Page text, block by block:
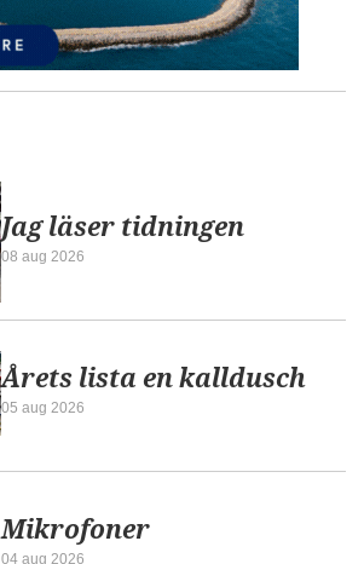
Jag läser tidningen
08 aug 2026
Årets lista en kalldusch
05 aug 2026
Mikrofoner
04 aug 2026